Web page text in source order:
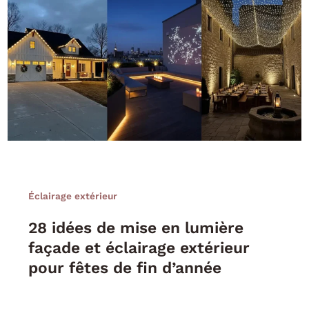
Éclairage extérieur
28 idées de mise en lumière
façade et éclairage extérieur
pour fêtes de fin d’année